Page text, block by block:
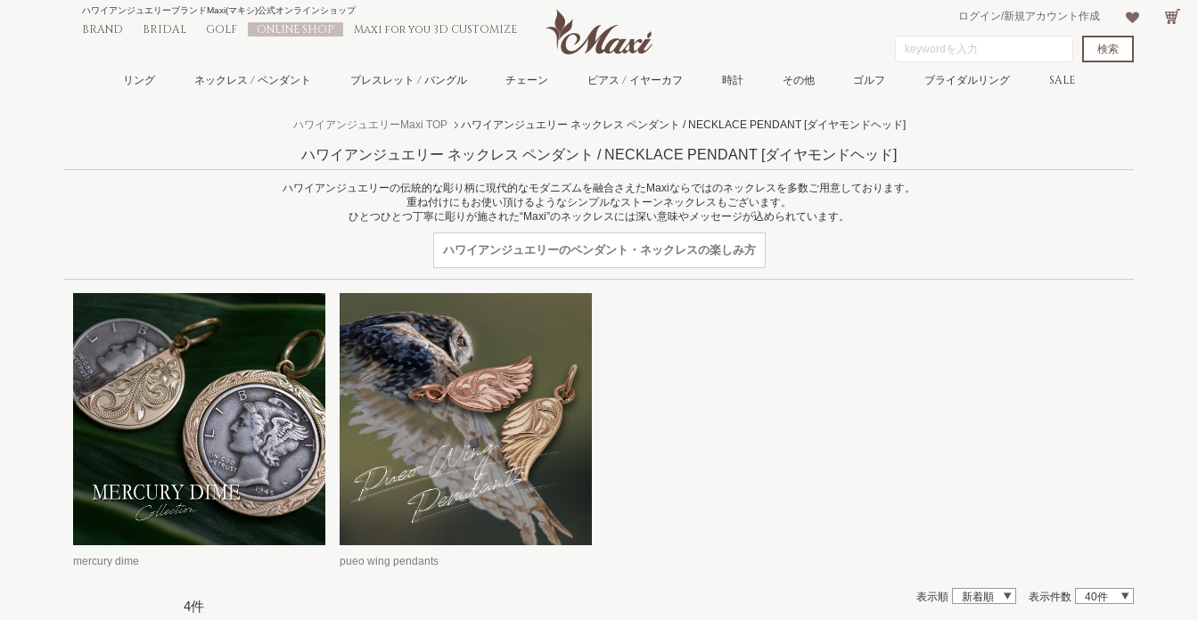
BRAND BRIDAL GOLF ONLINE SHOP Maxi for you 3D CUSTOMIZE
ハワイアンジュエリーブランドMaxi(マキシ)公式オンラインショップ
リング ネックレス / ペンダント ブレスレット / バングル チェーン ピアス / イヤーカフ 時計 その他 ゴルフ ブライダルリング SALE
ハワイアンジュエリーMaxi TOP ハワイアンジュエリー ネックレス ペンダント / NECKLACE PENDANT [ダイヤモンドヘッド]
ハワイアンジュエリー ネックレス ペンダント / NECKLACE PENDANT [ダイヤモンドヘッド]
ハワイアンジュエリーの伝統的な彫り柄に現代的なモダニズムを融合さえたMaxiならではのネックレスを多数ご用意しております。
重ね付けにもお使い頂けるようなシンプルなストーンネックレスもございます。
ひとつひとつ丁寧に彫りが施された“Maxi”のネックレスには深い意味やメッセージが込められています。
ハワイアンジュエリーのペンダント・ネックレスの楽しみ方
mercury dime pueo wing pendants
表示順 新着順 表示件数 40件
4件
ログイン/新規アカウント作成